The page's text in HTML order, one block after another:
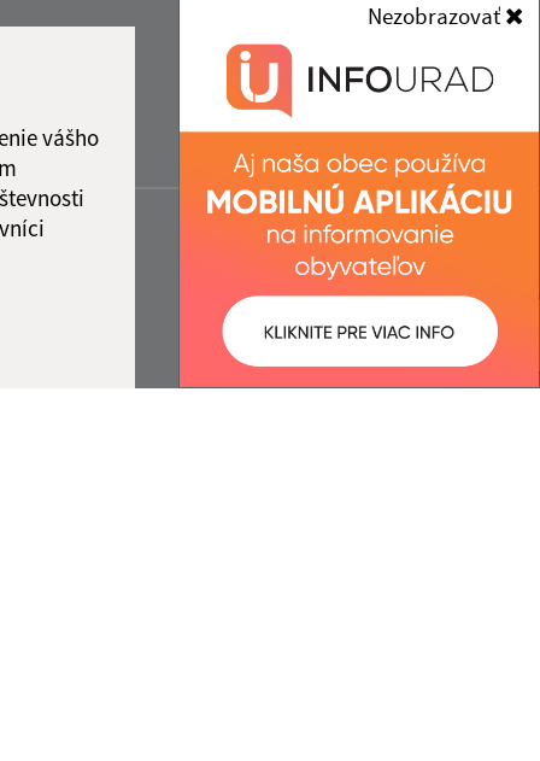
vášho
Nezobrazovať